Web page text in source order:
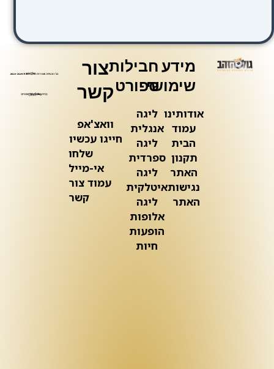
מידע
שימושי
אודותינו
עמוד
הבית
תקנון
האתר
נגישות
האתר
חבילות
ספורט
ליגה
אנגלית
ליגה
ספרדית
ליגה
איטלקית
ליגה
אלופות
הופעות
חיות
צור
קשר
וואצ'אפ
חייגו עכשיו
שלחו
אי-מייל
עמוד צור
קשר